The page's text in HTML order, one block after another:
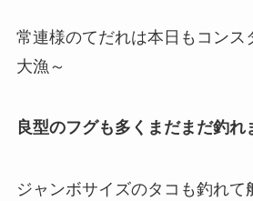
常連様のてだれは本日もコンス
大漁～
良型のフグも多くまだまだ釣れ
ジャンボサイズのタコも釣れて